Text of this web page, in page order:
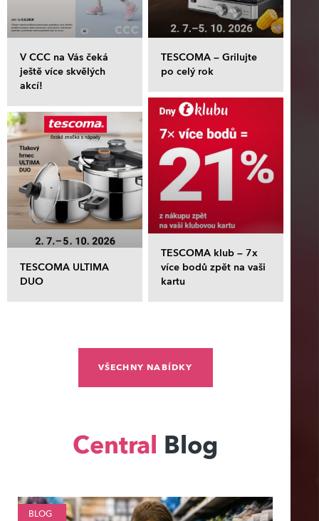
V CCC na Vás čeká
ještě více skvělých
akcí!
TESCOMA – Grilujte
po celý rok
TESCOMA ULTIMA
DUO
TESCOMA klub – 7x
více bodů zpět na vaši
kartu
VŠECHNY NABÍDKY
Central Blog
BLOG